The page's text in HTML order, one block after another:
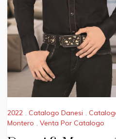
2022 , Catalogo Danesi ,
Montero , Venta Por Catalogo